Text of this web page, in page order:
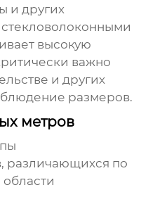
и других
высокую
важно
и других
размеров.
метров
, различающихся по